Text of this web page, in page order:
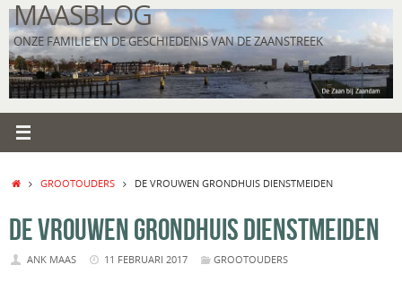
Ga
naar
de
inhoud
MAASBLOG
ONZE FAMILIE EN DE GESCHIEDENIS VAN DE ZAANSTREEK
HOMEGROOTOUDERS DE VROUWEN GRONDHUIS DIENSTMEIDEN
DE VROUWEN GRONDHUIS DIENSTMEIDEN
ANK MAAS 11 FEBRUARI 2017 GROOTOUDERS